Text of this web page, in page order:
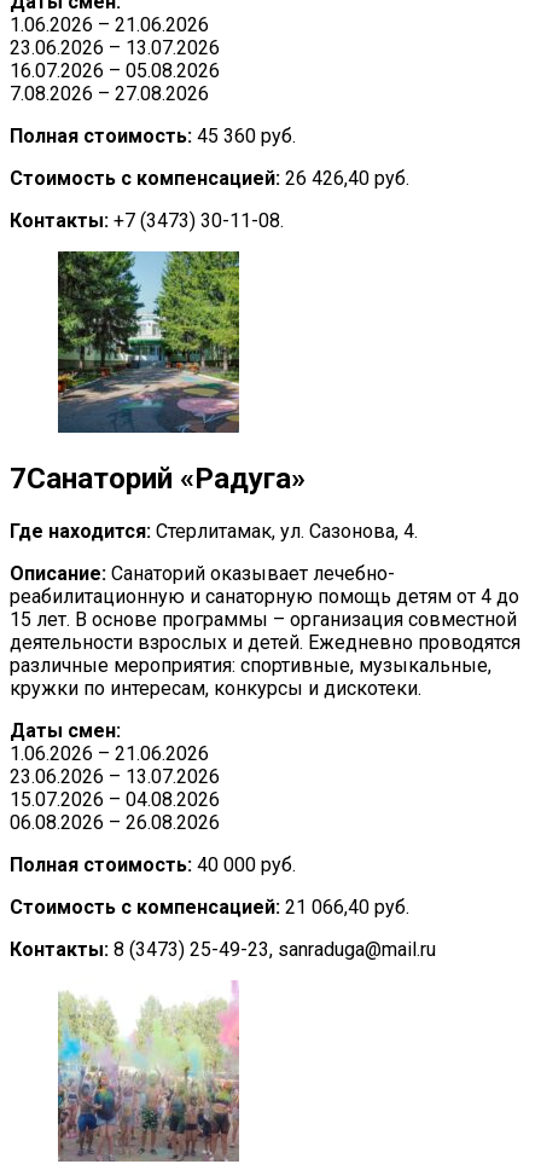
1.06.2026 – 21.06.2026
23.06.2026 – 13.07.2026
16.07.2026 – 05.08.2026
7.08.2026 – 27.08.2026
Полная стоимость: 45 360 руб.
Стоимость с компенсацией: 26 426,40 руб.
Контакты: +7 (3473) 30-11-08.
7Санаторий «Радуга»
Где находится: Стерлитамак, ул. Сазонова, 4.
Описание: Санаторий оказывает лечебно-
реабилитационную и санаторную помощь детям от 4 до
15 лет. В основе программы – организация совместной
деятельности взрослых и детей. Ежедневно проводятся
различные мероприятия: спортивные, музыкальные,
кружки по интересам, конкурсы и дискотеки.
Даты смен:
1.06.2026 – 21.06.2026
23.06.2026 – 13.07.2026
15.07.2026 – 04.08.2026
06.08.2026 – 26.08.2026
Полная стоимость: 40 000 руб.
Стоимость с компенсацией: 21 066,40 руб.
Контакты: 8 (3473) 25-49-23, sanraduga@mail.ru